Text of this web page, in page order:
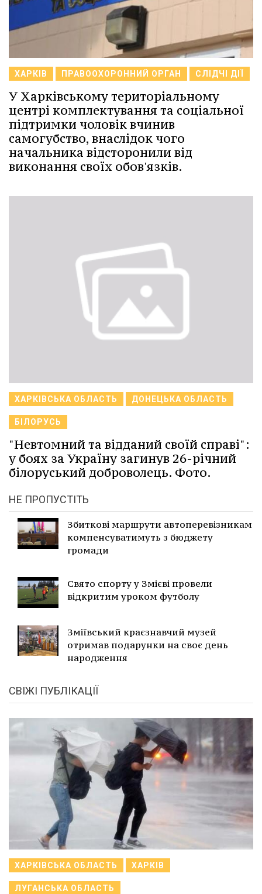
ХАРКІВ ПРАВООХОРОННИЙ ОРГАН СЛІДЧІ ДІЇ
У Харківському територіальному
центрі комплектування та соціальної
підтримки чоловік вчинив
самогубство, внаслідок чого
начальника відсторонили від
виконання своїх обов'язків.
ХАРКІВСЬКА ОБЛАСТЬ ДОНЕЦЬКА ОБЛАСТЬ
БІЛОРУСЬ
"Невтомний та відданий своїй справі":
у боях за Україну загинув 26-річний
білоруський доброволець. Фото.
НЕ ПРОПУСТІТЬ
Збиткові маршрути автоперевізникам
компенсуватимуть з бюджету
громади
Свято спорту у Змієві провели
відкритим уроком футболу
Зміївський краєзнавчий музей
отримав подарунки на своє день
народження
СВІЖІ ПУБЛІКАЦІЇ
ХАРКІВСЬКА ОБЛАСТЬ ХАРКІВ
ЛУГАНСЬКА ОБЛАСТЬ